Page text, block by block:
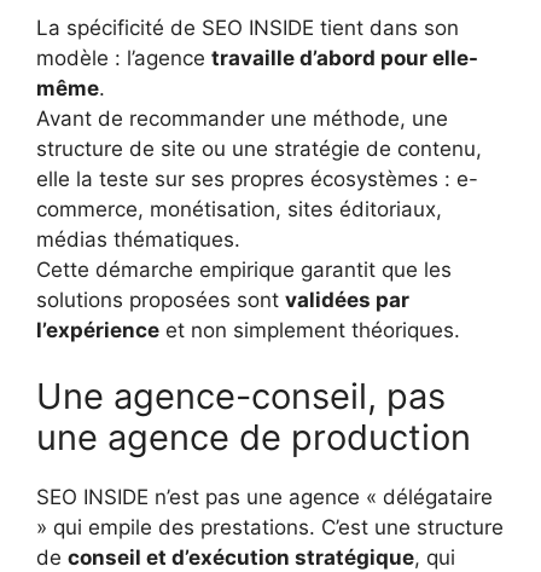
La spécificité de SEO INSIDE tient dans son
modèle : l’agence travaille d’abord pour elle-
même.
Avant de recommander une méthode, une
structure de site ou une stratégie de contenu,
elle la teste sur ses propres écosystèmes : e-
commerce, monétisation, sites éditoriaux,
médias thématiques.
Cette démarche empirique garantit que les
solutions proposées sont validées par
l’expérience et non simplement théoriques.
Une agence-conseil, pas
une agence de production
SEO INSIDE n’est pas une agence « délégataire
» qui empile des prestations. C’est une structure
de conseil et d’exécution stratégique, qui